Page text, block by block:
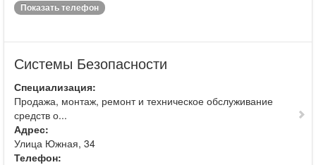
Показать телефон
Системы Безопасности
Специализация:
Продажа, монтаж, ремонт и техническое обслуживание
средств о...
Адрес:
Улица Южная, 34
Телефон: